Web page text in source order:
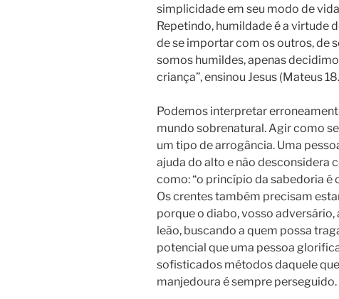
simplicidade em seu modo de
Repetindo, humildade é a virtude
de se importar com os outros, de
somos humildes, apenas
criança”, ensinou Jesus (Mateus
Podemos interpretar
mundo sobrenatural. Agir como
um tipo de arrogância. Uma
ajuda do alto e não desconsidera
como: “o princípio da sabedoria é
Os crentes também precisam
porque o diabo, vosso
leão, buscando a quem possa
potencial que uma pessoa
sofisticados métodos daquele que
manjedoura é sempre perseguido.